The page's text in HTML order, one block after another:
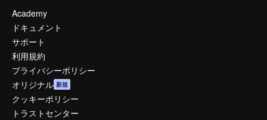
Academy
ドキュメント
サポート
利用規約
プライバシーポリシー
オリジナル 新規
クッキーポリシー
トラストセンター